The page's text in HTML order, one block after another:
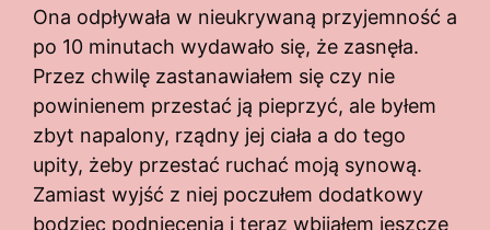
Ona odpływała w nieukrywaną przyjemność a
po 10 minutach wydawało się, że zasnęła.
Przez chwilę zastanawiałem się czy nie
powinienem przestać ją pieprzyć, ale byłem
zbyt napalony, rządny jej ciała a do tego
upity, żeby przestać ruchać moją synową.
Zamiast wyjść z niej poczułem dodatkowy
bodziec podniecenia i teraz wbijałem jeszcze